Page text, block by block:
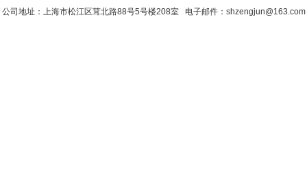
公司地址：上海市松江区茸北路88号5号楼208室 电子邮件：